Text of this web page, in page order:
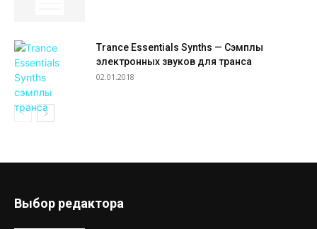
Trance Essentials Synths — Сэмплы
электронных звуков для транса
02.01.2018
Выбор редактора